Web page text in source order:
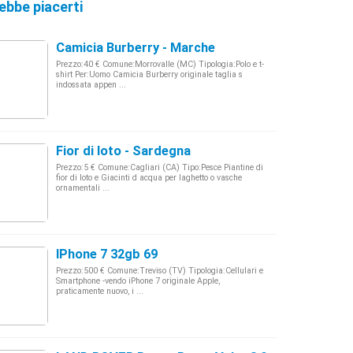
piacerti
Camicia Burberry - Marche
Prezzo:40 € Comune:Morrovalle (MC) Tipologia:Polo e t-
shirt Per:Uomo Camicia Burberry originale taglia s
indossata appen ...
Fior di loto - Sardegna
Prezzo:5 € Comune:Cagliari (CA) Tipo:Pesce Piantine di
fior di loto e Giacinti d acqua per laghetto o vasche
ornamentali ...
IPhone 7 32gb 69
Prezzo:500 € Comune:Treviso (TV) Tipologia:Cellulari e
Smartphone -vendo iPhone 7 originale Apple,
praticamente nuovo, i ...